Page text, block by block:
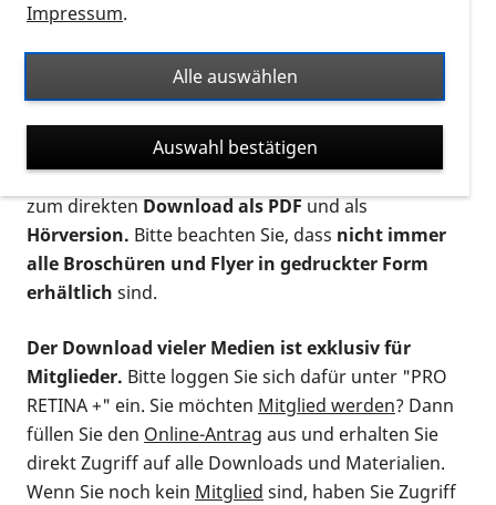
Ort. Nutzen Sie den Formatfilter, um ausschließlich
nach Flyern und Broschüren, Audios oder Videos zu
suchen. Die meisten Flyer und Broschüren werden in
verschiedenen Formaten angeboten: zur
postalischen Bestellung als gedruckte Variante
zum direktenDownload als PDFund als
Hörversion. Bitte beachten Sie, dass nicht immer
alle Broschüren und Flyer in gedruckter Form
erhältlich sind.
Der Download vieler Medien ist exklusiv für
Mitglieder. Bitte loggen Sie sich dafür unter "PRO
RETINA +" ein. Sie möchten Mitglied werden? Dann
füllen Sie den Online-Antrag aus und erhalten Sie
direkt Zugriff auf alle Downloads und Materialien.
Wenn Sie noch kein Mitglied sind, haben Sie Zugriff
Impressum.
Alle auswählen
Auswahl bestätigen